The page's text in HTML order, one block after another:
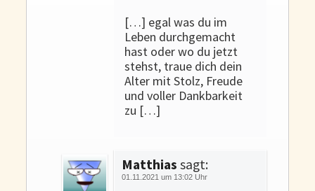
[…] egal was du im
Leben durchgemacht
hast oder wo du jetzt
stehst, traue dich dein
Alter mit Stolz, Freude
und voller Dankbarkeit
zu […]
Matthias sagt:
01.11.2021 um 13:02 Uhr